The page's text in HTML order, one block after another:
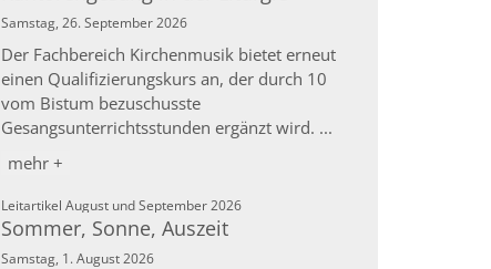
Samstag, 26. September 2026
Der Fachbereich Kirchenmusik bietet erneut
einen Qualifizierungskurs an, der durch 10
vom Bistum bezuschusste
Gesangsunterrichtsstunden ergänzt wird. ...
mehr +
Leitartikel August und September 2026:
Sommer, Sonne, Auszeit
Samstag, 1. August 2026